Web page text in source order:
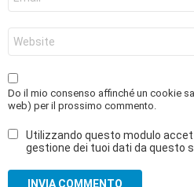
web
Do il mio consenso affinché un cookie
web) per il prossimo commento.
Utilizzando questo modulo
gestione dei tuoi dati da questo